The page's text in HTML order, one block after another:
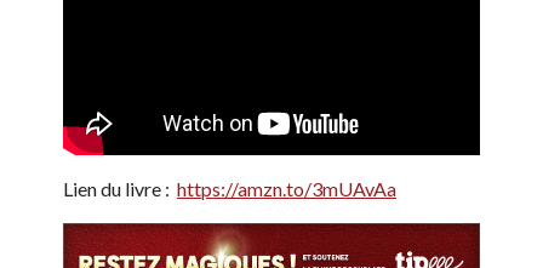
Lien du livre : https://amzn.to/3mUAvAa